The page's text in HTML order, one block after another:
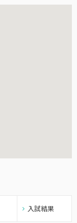
入試結果